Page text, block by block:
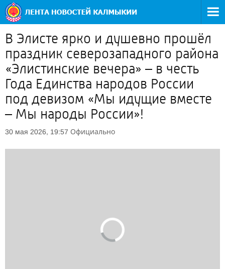
В Элисте ярко и душевно прошёл
праздник северозападного района
«Элистинские вечера» – в честь
Года Единства народов России
под девизом «Мы идущие вместе
– Мы народы России»!
30 мая 2026, 19:57 Официально